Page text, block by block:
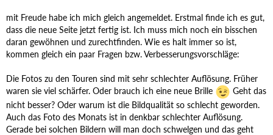
mit Freude habe ich mich gleich angemeldet. Erstmal finde ich es gut,
dass die neue Seite jetzt fertig ist. Ich muss mich noch ein bisschen
daran gewöhnen und zurechtfinden. Wie es halt immer so ist,
kommen gleich ein paar Fragen bzw. Verbesserungsvorschläge:
Die Fotos zu den Touren sind mit sehr schlechter Auflösung. Früher
waren sie viel schärfer. Oder brauch ich eine neue Brille
Geht das
nicht besser? Oder warum ist die Bildqualität so schlecht geworden.
Auch das Foto des Monats ist in denkbar schlechter Auflösung.
Gerade bei solchen Bildern will man doch schwelgen und das geht